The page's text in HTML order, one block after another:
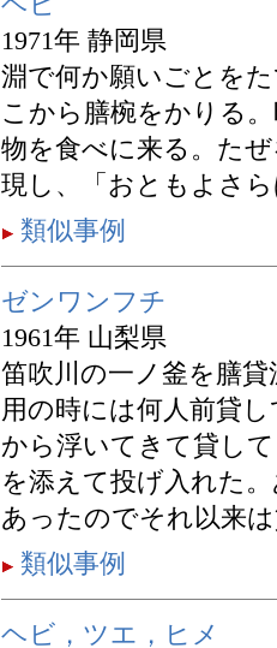
1971年 静岡県
淵で何か願いごとを
こから膳椀をかりる
物を食べに来る。た
現し、「おともよさ
類似事例
ゼンワンフチ
1961年 山梨県
笛吹川の一ノ釜を膳
用の時には何人前貸
から浮いてきて貸し
を添えて投げ入れた
あったのでそれ以来
類似事例
ヘビ，ツエ，ヒメ